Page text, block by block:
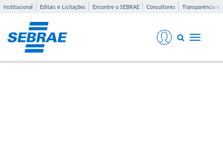
Institucional Editais e Licitações Encontre o SEBRAE Consultores Transparência e
Toggle